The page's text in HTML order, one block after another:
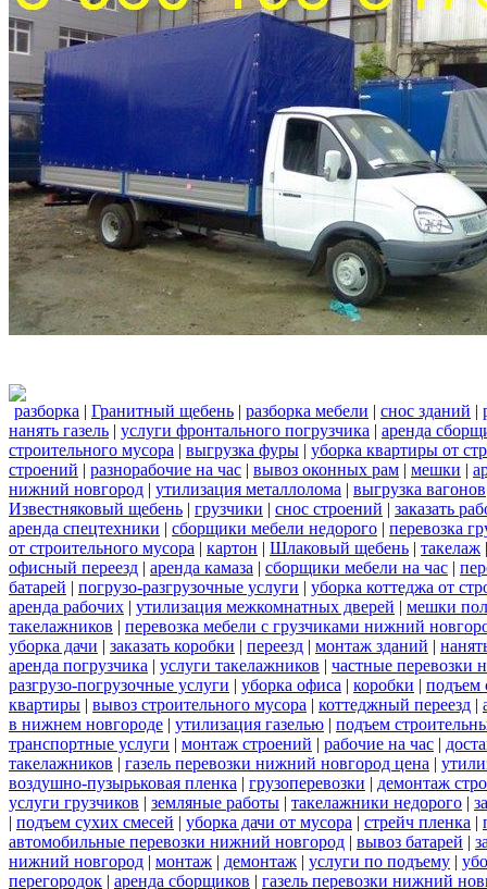
разборка | Гранитный щебень | разборка мебели | снос зданий |
нанять газель | услуги фронтального погрузчика | аренда
строительного мусора | выгрузка фуры | уборка квартиры от
строений | разнорабочие на час | вывоз оконных рам | мешки |
нижний новгород | утилизация металлолома | выгрузка вагонов
Известняковый щебень | грузчики | снос строений | заказать
аренда спецтехники | сборщики мебели недорого | перевозка
от строительного мусора | картон | Шлаковый щебень | такелаж
офисный переезд | аренда камаза | сборщики мебели на час |
батарей | погрузо-разгрузочные услуги | уборка коттеджа от
аренда рабочих | утилизация межкомнатных дверей | мешки
такелажников | перевозка мебели с грузчиками нижний
уборка дачи | заказать коробки | переезд | монтаж зданий |
аренда погрузчика | услуги такелажников | частные перевозки
разгрузо-погрузочные услуги | уборка офиса | коробки | подъем
квартиры | вывоз строительного мусора | коттеджный переезд |
в нижнем новгороде | утилизация газелью | подъем
транспортные услуги | монтаж строений | рабочие на час |
такелажников | газель перевозки нижний новгород цена |
воздушно-пузырьковая пленка | грузоперевозки | демонтаж
услуги грузчиков | земляные работы | такелажники недорого |
| подъем сухих смесей | уборка дачи от мусора | стрейч пленка |
автомобильные перевозки нижний новгород | вывоз батарей |
нижний новгород | монтаж | демонтаж | услуги по подъему |
перегородок | аренда сборщиков | газель перевозки нижний